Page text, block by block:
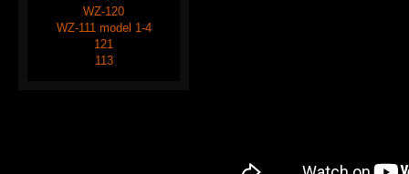
WZ-120
WZ-111 model 1-4
121
113